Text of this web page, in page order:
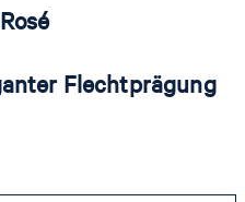
Flechtprägung